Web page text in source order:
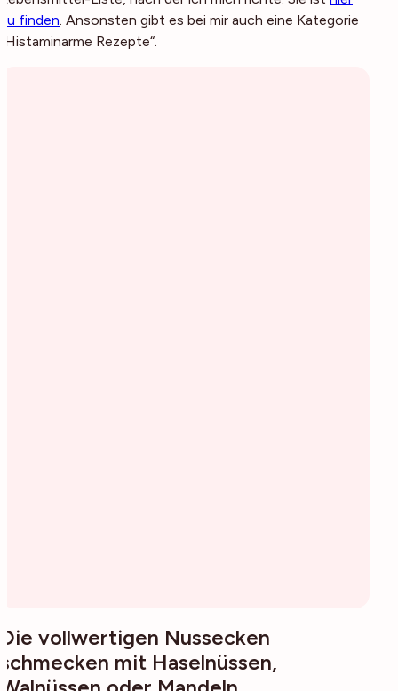
zu finden. Ansonsten gibt es bei mir auch eine Kategorie
„Histaminarme Rezepte“.
Die vollwertigen Nussecken
schmecken mit Haselnüssen,